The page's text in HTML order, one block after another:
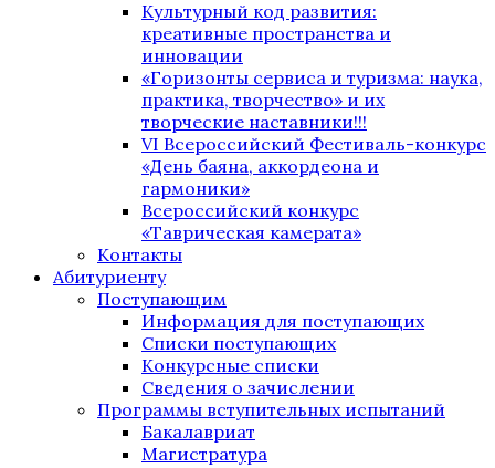
Культурный код развития:
креативные пространства и
инновации
«Горизонты сервиса и туризма: наука,
практика, творчество» и их
творческие наставники!!!
VI Всероссийский Фестиваль-конкурс
«День баяна, аккордеона и
гармоники»
Всероссийский конкурс
«Таврическая камерата»
Контакты
Абитуриенту
Поступающим
Информация для поступающих
Списки поступающих
Конкурсные списки
Сведения о зачислении
Программы вступительных испытаний
Бакалавриат
Магистратура